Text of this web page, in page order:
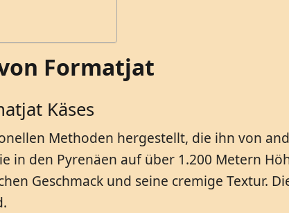
Formatjat
Käses
Methoden hergestellt, die ihn von
in den Pyrenäen auf über 1.200 Metern
Geschmack und seine cremige Textur.